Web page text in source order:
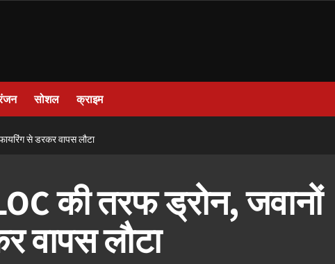
सोशल क्राइम
से डरकर वापस लौटा
की तरफ ड्रोन, जवानों
वापस लौटा